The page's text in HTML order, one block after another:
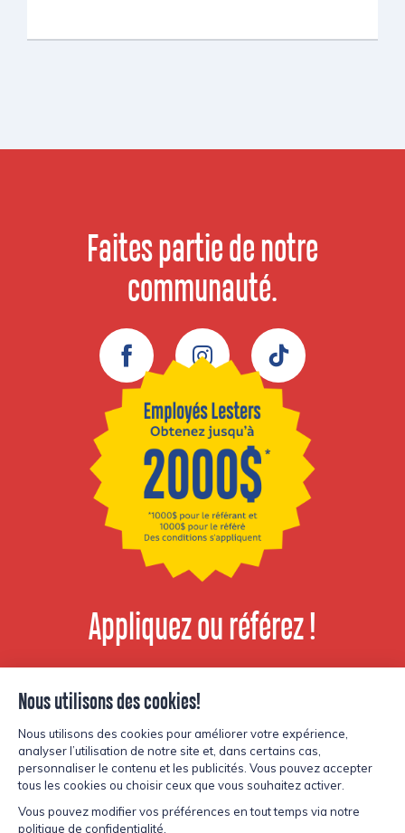
Faites partie de notre
communauté.
Facebook Instagram TikTok
Appliquez ou référez !
Voir les postes
disponibles
© Copyright Lesters 2026Politique de confidentialitéSite parKryzalid